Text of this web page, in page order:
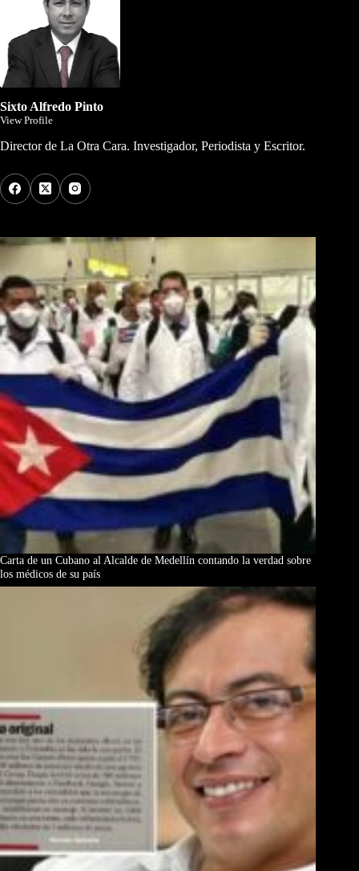
Sixto Alfredo Pinto
View Profile
Director de La Otra Cara. Investigador, Periodista y Escritor.
Carta de un Cubano al Alcalde de Medellín contando la verdad sobre
los médicos de su país